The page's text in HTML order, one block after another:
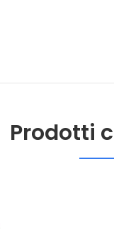
Prodotti